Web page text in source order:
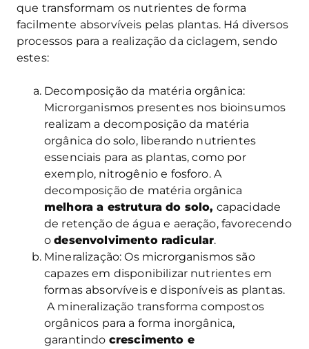
que transformam os nutrientes de forma
facilmente absorvíveis pelas plantas. Há diversos
processos para a realização da ciclagem, sendo
estes:
Decomposição da matéria orgânica:
Microrganismos presentes nos bioinsumos
realizam a decomposição da matéria
orgânica do solo, liberando nutrientes
essenciais para as plantas, como por
exemplo, nitrogênio e fosforo. A
decomposição de matéria orgânica
melhora a estrutura do solo, capacidade
de retenção de água e aeração, favorecendo
odesenvolvimento radicular.
Mineralização: Os microrganismos são
capazes em disponibilizar nutrientes em
formas absorvíveis e disponíveis as plantas.
A mineralização transforma compostos
orgânicos para a forma inorgânica,
garantindo crescimento e